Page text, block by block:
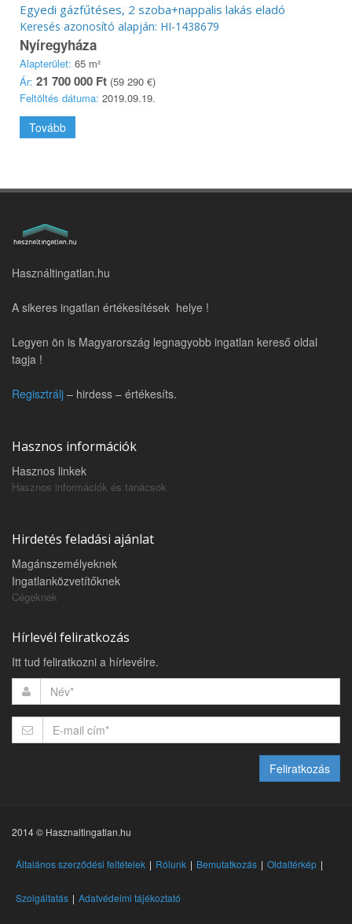
Egyedi gázfűtéses, 2 szoba+nappalis lakás eladó
Keresés azonosító alapján: HI-1438679
Nyíregyháza
Alapterület: 65 m²
Ár: 21 700 000 Ft (59 290 €)
Feltöltés dátuma: 2019.09.19.
Tovább
Használtingatlan.hu
A sikeres ingatlan értékesítések helye !
Legyen ön is Magyarország legnagyobb ingatlan kereső oldal
tagja !
Regisztrálj – hirdess – értékesíts.
Hasznos információk
Hasznos linkek
Hasznos információk és tanácsok
Hirdetés feladási ajánlat
Magánszemélyeknek
Ingatlanközvetítőknek
Cégeknek
Hírlevél feliratkozás
Itt tud feliratkozni a hírlevélre.
Feliratkozás
2014 © Hasznaltingatlan.hu
Általános szerződési feltételek Rólunk Bemutatkozás Oldaltérkép
Szolgáltatás Adatvédelmi tájékoztató